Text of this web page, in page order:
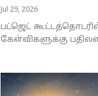
Jul 29, 2026
பட்ஜெட் கூட்டத்தொடரில்
கேள்விகளுக்கு